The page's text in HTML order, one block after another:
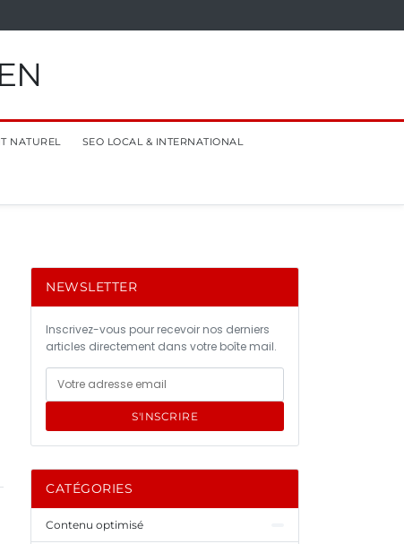
NATUREL SEO LOCAL & INTERNATIONAL
NEWSLETTER
Inscrivez-vous pour recevoir nos derniers
articles directement dans votre boîte mail.
S'INSCRIRE
CATÉGORIES
Contenu optimisé